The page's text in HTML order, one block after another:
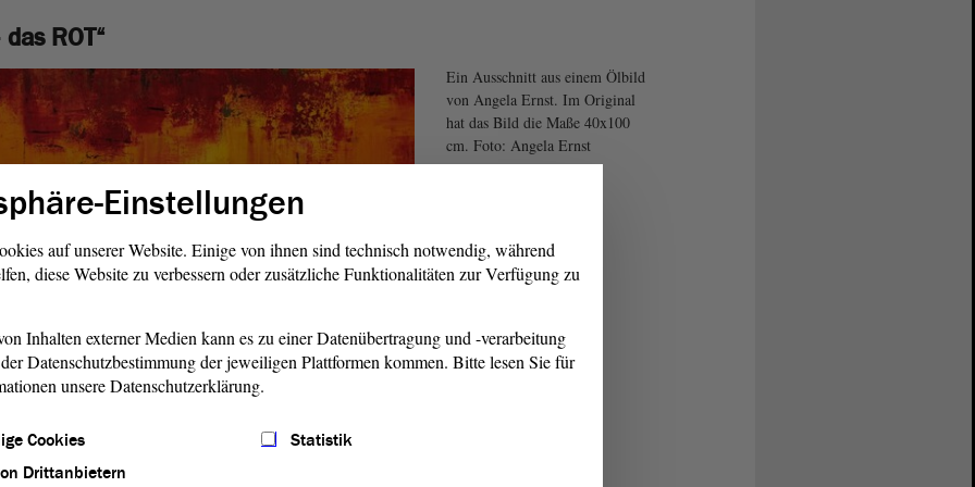
ROT“
Ein Ausschnitt aus einem Ölbild
von Angela Ernst. Im Original
hat das Bild die Maße 40x100
cm. Foto: Angela Ernst
um Lothar Kreyssig, wird am Dienstag, 28. April,
des Ostflügels die Kunstausstellung „Mitten im Leben –
Einstellungen
auf unserer Website. Einige von ihnen sind technisch notwendig, während
diese Website zu verbessern oder zusätzliche Funktionalitäten zur Verfügung zu
Inhalten externer Medien kann es zu einer Datenübertragung und -verarbeitung
Datenschutzbestimmung der jeweiligen Plattformen kommen. Bitte lesen Sie für
unsere Datenschutzerklärung.
Cookies
Statistik
Drittanbietern